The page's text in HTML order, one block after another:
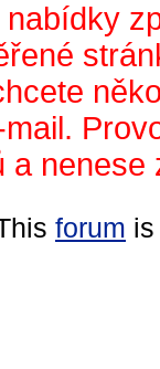
a nenese
forum